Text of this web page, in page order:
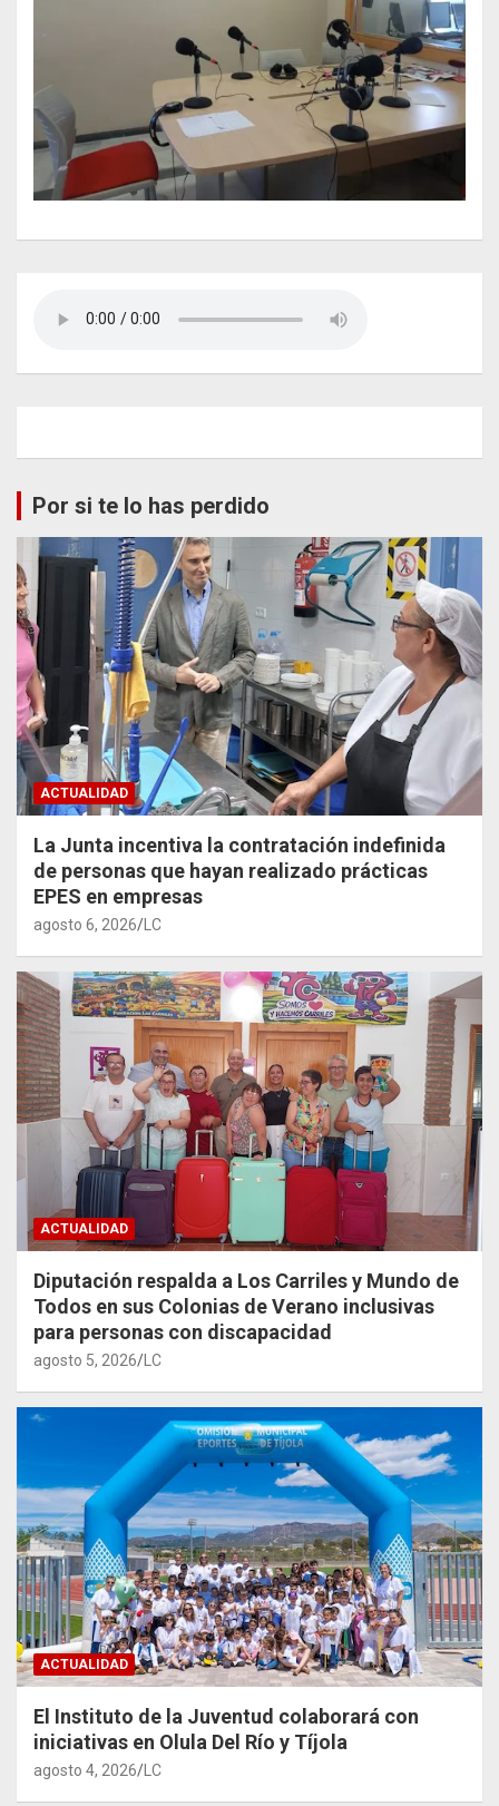
Por si te lo has perdido
ACTUALIDAD
La Junta incentiva la contratación indefinida
de personas que hayan realizado prácticas
EPES en empresas
agosto 6, 2026 LC
ACTUALIDAD
Diputación respalda a Los Carriles y Mundo de
Todos en sus Colonias de Verano inclusivas
para personas con discapacidad
agosto 5, 2026 LC
ACTUALIDAD
El Instituto de la Juventud colaborará con
iniciativas en Olula Del Río y Tíjola
agosto 4, 2026 LC